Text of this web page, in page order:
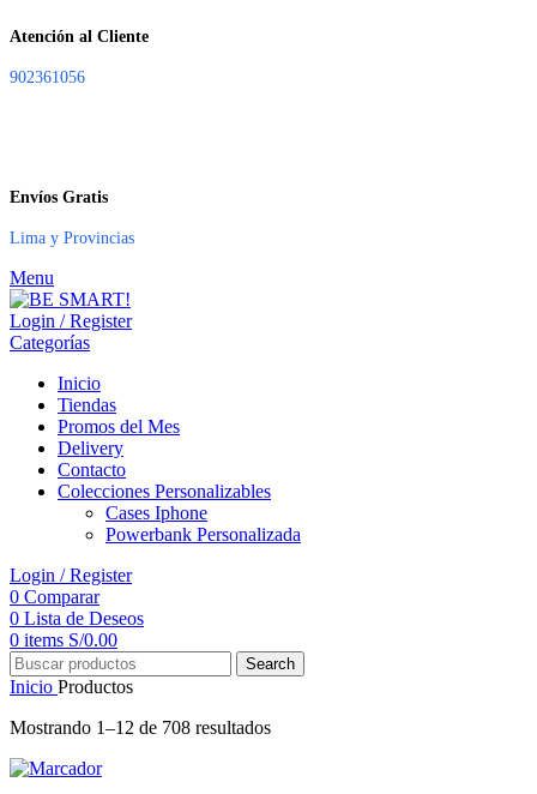
Atención al Cliente
902361056
Envíos Gratis
Lima y Provincias
Menu
Login / Register
Categorías
Inicio
Tiendas
Promos del Mes
Delivery
Contacto
Colecciones Personalizables
Cases Iphone
Powerbank Personalizada
Login / Register
0 Comparar
0 Lista de Deseos
0 items S/0.00
Search
Inicio Productos
Mostrando 1–12 de 708 resultados